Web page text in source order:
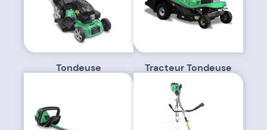
Tondeuse Tracteur Tondeuse